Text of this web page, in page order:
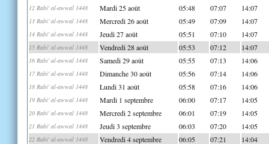
12 Rabi' al-awwal 1448 Mardi 25 août 05:48 07:07 14:07
13 Rabi' al-awwal 1448 Mercredi 26 août 05:49 07:09 14:07
14 Rabi' al-awwal 1448 Jeudi 27 août 05:51 07:10 14:07
15 Rabi' al-awwal 1448 Vendredi 28 août 05:53 07:12 14:07
16 Rabi' al-awwal 1448 Samedi 29 août 05:55 07:13 14:06
17 Rabi' al-awwal 1448 Dimanche 30 août 05:56 07:14 14:06
18 Rabi' al-awwal 1448 Lundi 31 août 05:58 07:16 14:06
19 Rabi' al-awwal 1448 Mardi 1 septembre 06:00 07:17 14:05
20 Rabi' al-awwal 1448 Mercredi 2 septembre 06:01 07:19 14:05
21 Rabi' al-awwal 1448 Jeudi 3 septembre 06:03 07:20 14:05
22 Rabi' al-awwal 1448 Vendredi 4 septembre 06:05 07:21 14:04